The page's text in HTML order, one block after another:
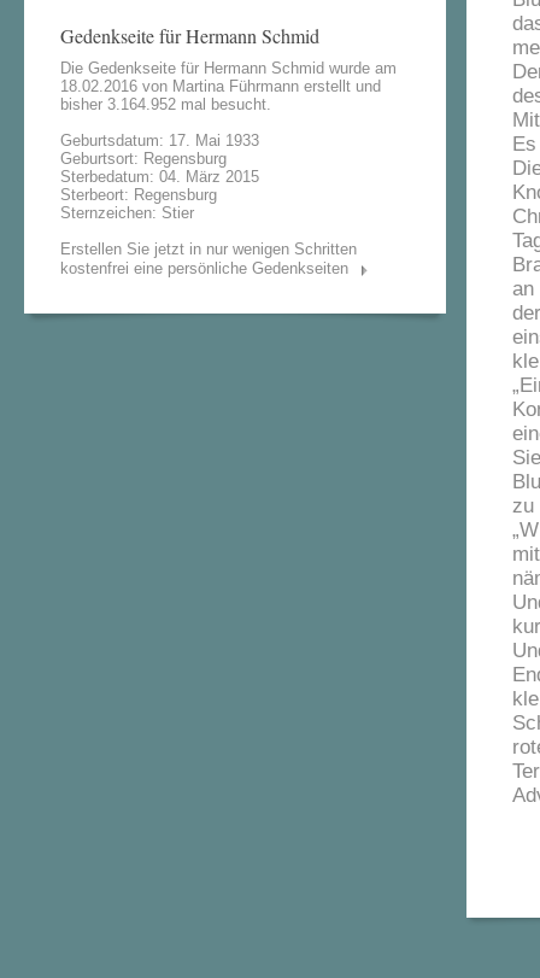
an
zu
Gedenkseite für Hermann Schmid
Die Gedenkseite für Hermann Schmid wurde am
18.02.2016 von Martina Führmann erstellt und
bisher 3.164.952 mal besucht.
Geburtsdatum: 17. Mai 1933
Geburtsort: Regensburg
Sterbedatum: 04. März 2015
Sterbeort: Regensburg
Sternzeichen: Stier
Erstellen Sie jetzt in nur wenigen Schritten
kostenfrei eine persönliche Gedenkseiten